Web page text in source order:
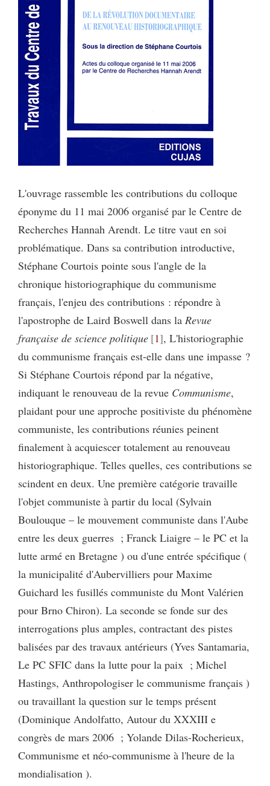
L'ouvrage rassemble les contributions du colloque
éponyme du 11 mai 2006 organisé par le Centre de
Recherches Hannah Arendt. Le titre vaut en soi
problématique. Dans sa contribution introductive,
Stéphane Courtois pointe sous l'angle de la
chronique historiographique du communisme
français, l'enjeu des contributions : répondre à
l'apostrophe de Laird Boswell dans la Revue
française de science politique 1 , L'historiographie
du communisme français est-elle dans une impasse ?
Si Stéphane Courtois répond par la négative,
indiquant le renouveau de la revue Communisme,
plaidant pour une approche positiviste du phénomène
communiste, les contributions réunies peinent
finalement à acquiescer totalement au renouveau
historiographique. Telles quelles, ces contributions se
scindent en deux. Une première catégorie travaille
l'objet communiste à partir du local (Sylvain
Boulouque – le mouvement communiste dans l'Aube
entre les deux guerres ; Franck Liaigre – le PC et la
lutte armé en Bretagne ) ou d'une entrée spécifique (
la municipalité d'Aubervilliers pour Maxime
Guichard les fusillés communiste du Mont Valérien
pour Brno Chiron). La seconde se fonde sur des
interrogations plus amples, contractant des pistes
balisées par des travaux antérieurs (Yves Santamaria,
Le PC SFIC dans la lutte pour la paix ; Michel
Hastings, Anthropologiser le communisme français )
ou travaillant la question sur le temps présent
(Dominique Andolfatto, Autour du XXXIII e
congrès de mars 2006 ; Yolande Dilas-Rocherieux,
Communisme et néo-communisme à l'heure de la
mondialisation ).